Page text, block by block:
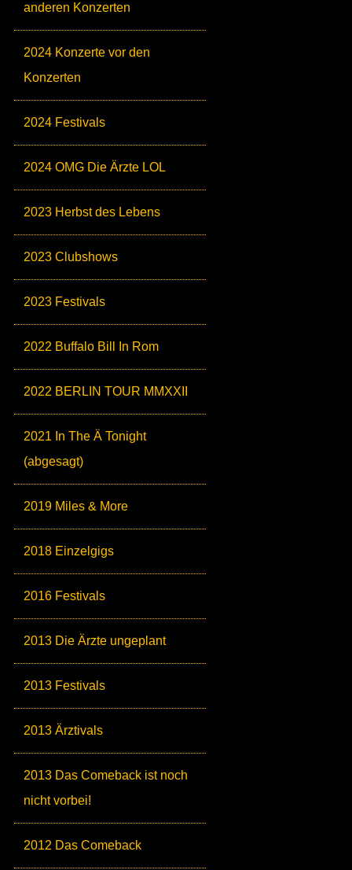
anderen Konzerten
2024 Konzerte vor den
Konzerten
2024 Festivals
2024 OMG Die Ärzte LOL
2023 Herbst des Lebens
2023 Clubshows
2023 Festivals
2022 Buffalo Bill In Rom
2022 BERLIN TOUR MMXXII
2021 In The Ä Tonight
(abgesagt)
2019 Miles & More
2018 Einzelgigs
2016 Festivals
2013 Die Ärzte ungeplant
2013 Festivals
2013 Ärztivals
2013 Das Comeback ist noch
nicht vorbei!
2012 Das Comeback